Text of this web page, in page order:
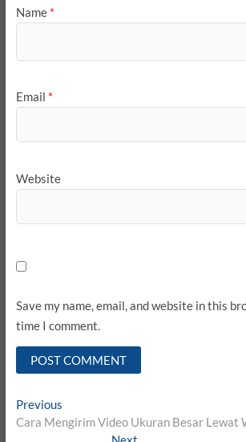
Name *
Email *
Website
Save my name, email, and website in this
time I comment.
Post
navigation
PreviousPrevious
post:
Cara Mengirim Video Ukuran Besar Lewat